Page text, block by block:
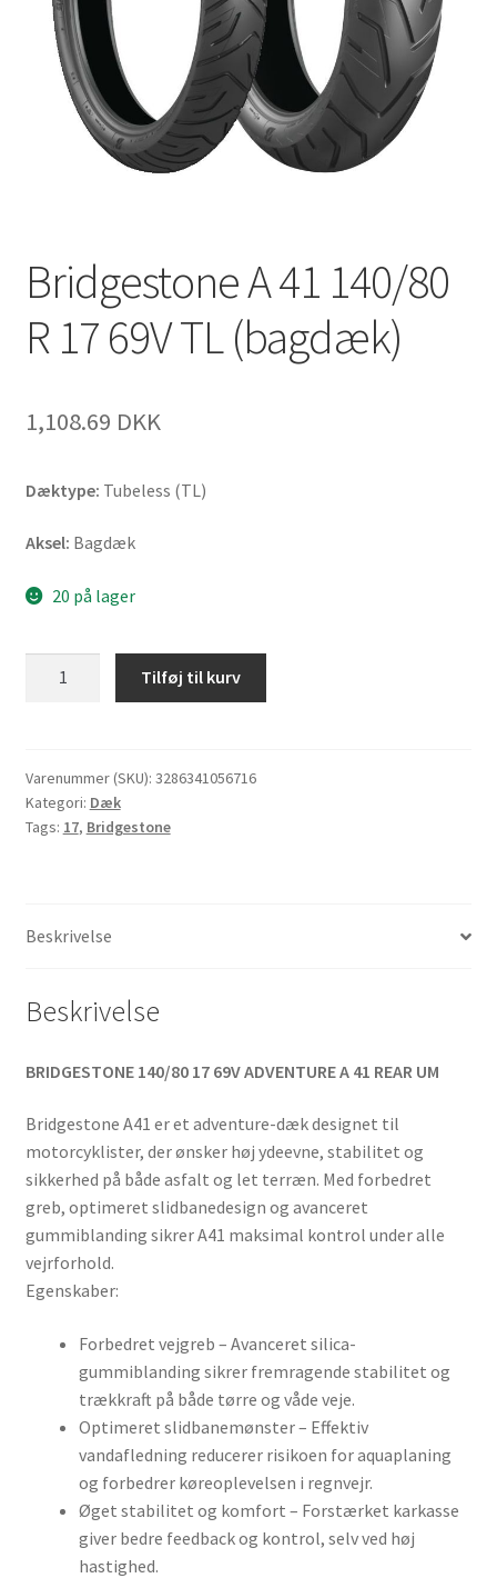
Bridgestone A 41 140/80
R 17 69V TL (bagdæk)
1,108.69 DKK
Dæktype: Tubeless (TL)
Aksel: Bagdæk
20 på lager
R
17
69V
Tilføj til kurv
Varenummer (SKU): 3286341056716
Kategori: Dæk
Tags: 17, Bridgestone
Beskrivelse
Beskrivelse
BRIDGESTONE 140/80 17 69V ADVENTURE A 41 REAR UM
Bridgestone A41 er et adventure-dæk designet til
motorcyklister, der ønsker høj ydeevne, stabilitet og
sikkerhed på både asfalt og let terræn. Med forbedret
greb, optimeret slidbanedesign og avanceret
gummiblanding sikrer A41 maksimal kontrol under alle
vejrforhold.
Egenskaber:
Forbedret vejgreb – Avanceret silica-
gummiblanding sikrer fremragende stabilitet og
trækkraft på både tørre og våde veje.
Optimeret slidbanemønster – Effektiv
vandafledning reducerer risikoen for aquaplaning
og forbedrer køreoplevelsen i regnvejr.
Øget stabilitet og komfort – Forstærket karkasse
giver bedre feedback og kontrol, selv ved høj
hastighed.